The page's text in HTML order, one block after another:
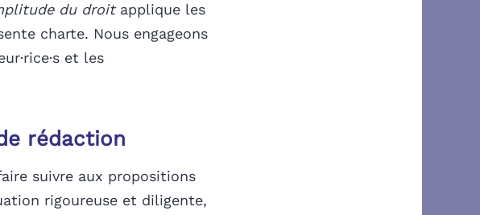
du droitapplique les
charte. Nous engageons
et les
rédaction
suivre aux propositions
rigoureuse et diligente,